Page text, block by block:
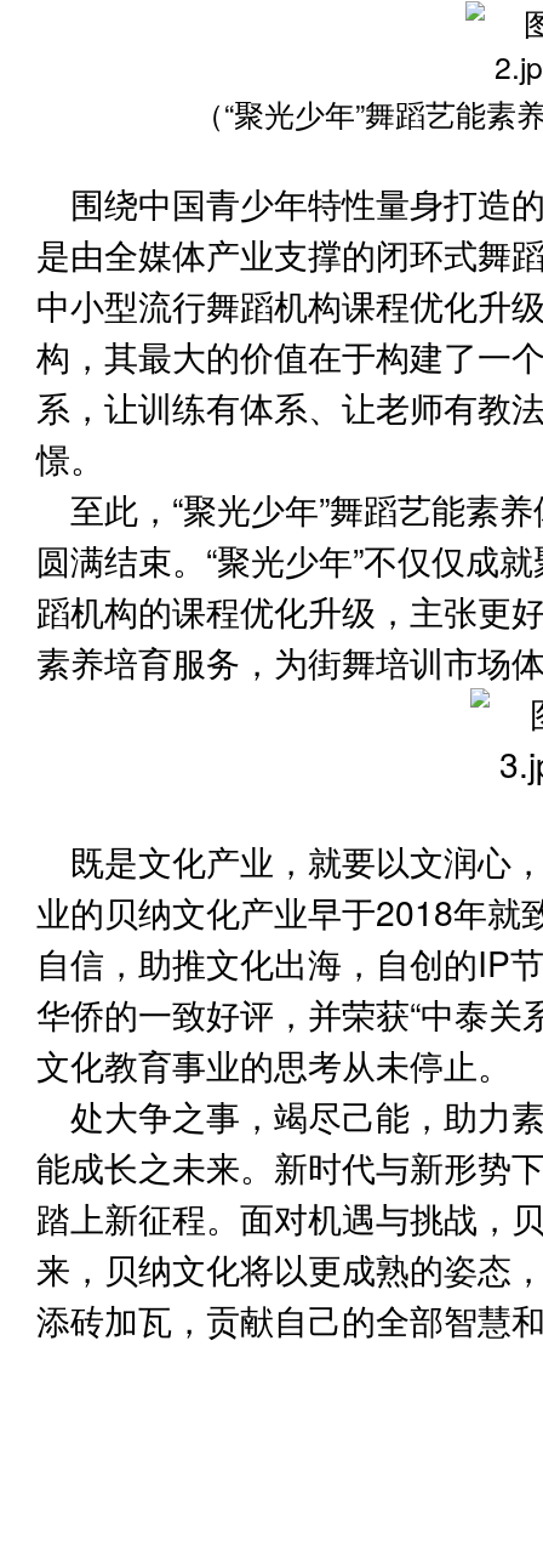
（“聚光少年”舞蹈艺能素
围绕中国青少年特性量身打造
是由全媒体产业支撑的闭环式舞
中小型流行舞蹈机构课程优化升
构，其最大的价值在于构建了一
系，让训练有体系、让老师有教
憬。
至此，“聚光少年”舞蹈艺能素
圆满结束。“聚光少年”不仅仅成
蹈机构的课程优化升级，主张更
素养培育服务，为街舞培训市场
既是文化产业，就要以文润心
业的贝纳文化产业早于2018年就
自信，助推文化出海，自创的IP
华侨的一致好评，并荣获“中泰关
文化教育事业的思考从未停止。
处大争之事，竭尽己能，助力
能成长之未来。新时代与新形势
踏上新征程。面对机遇与挑战，
来，贝纳文化将以更成熟的姿态
添砖加瓦，贡献自己的全部智慧